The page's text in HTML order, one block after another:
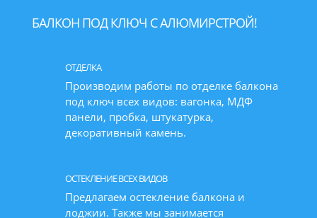
БАЛКОН ПОД КЛЮЧ С АЛЮМИРСТРОЙ!
ОТДЕЛКА
Производим работы по отделке балкона
под ключ всех видов: вагонка, МДФ
панели, пробка, штукатурка,
декоративный камень.
ОСТЕКЛЕНИЕ ВСЕХ ВИДОВ
Предлагаем остекление балкона и
лоджии. Также мы занимается